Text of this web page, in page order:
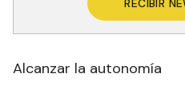
RECIBIR
Alcanzar la autonomía